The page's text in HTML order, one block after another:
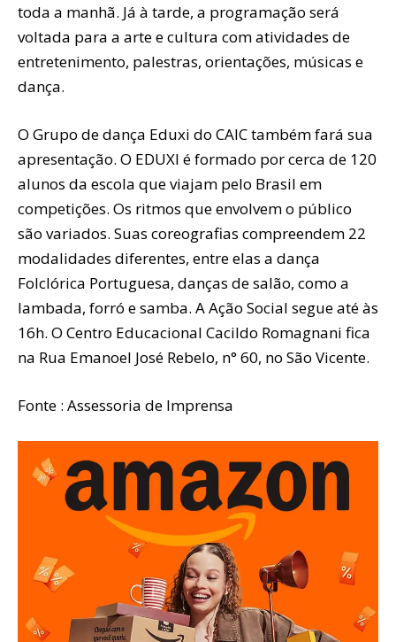
toda a manhã. Já à tarde, a programação será
voltada para a arte e cultura com atividades de
entretenimento, palestras, orientações, músicas e
dança.
O Grupo de dança Eduxi do CAIC também fará sua
apresentação. O EDUXI é formado por cerca de 120
alunos da escola que viajam pelo Brasil em
competições. Os ritmos que envolvem o público
são variados. Suas coreografias compreendem 22
modalidades diferentes, entre elas a dança
Folclórica Portuguesa, danças de salão, como a
lambada, forró e samba. A Ação Social segue até às
16h. O Centro Educacional Cacildo Romagnani fica
na Rua Emanoel José Rebelo, n° 60, no São Vicente.
Fonte : Assessoria de Imprensa